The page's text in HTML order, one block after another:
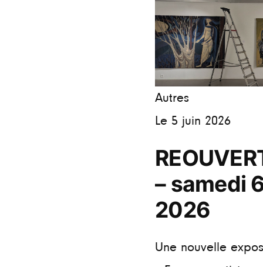
Autres
Le 5 juin 2026
– samedi
2026
Une nouvelle